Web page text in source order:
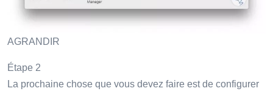
AGRANDIR
Étape 2
La prochaine chose que vous devez faire est de configurer